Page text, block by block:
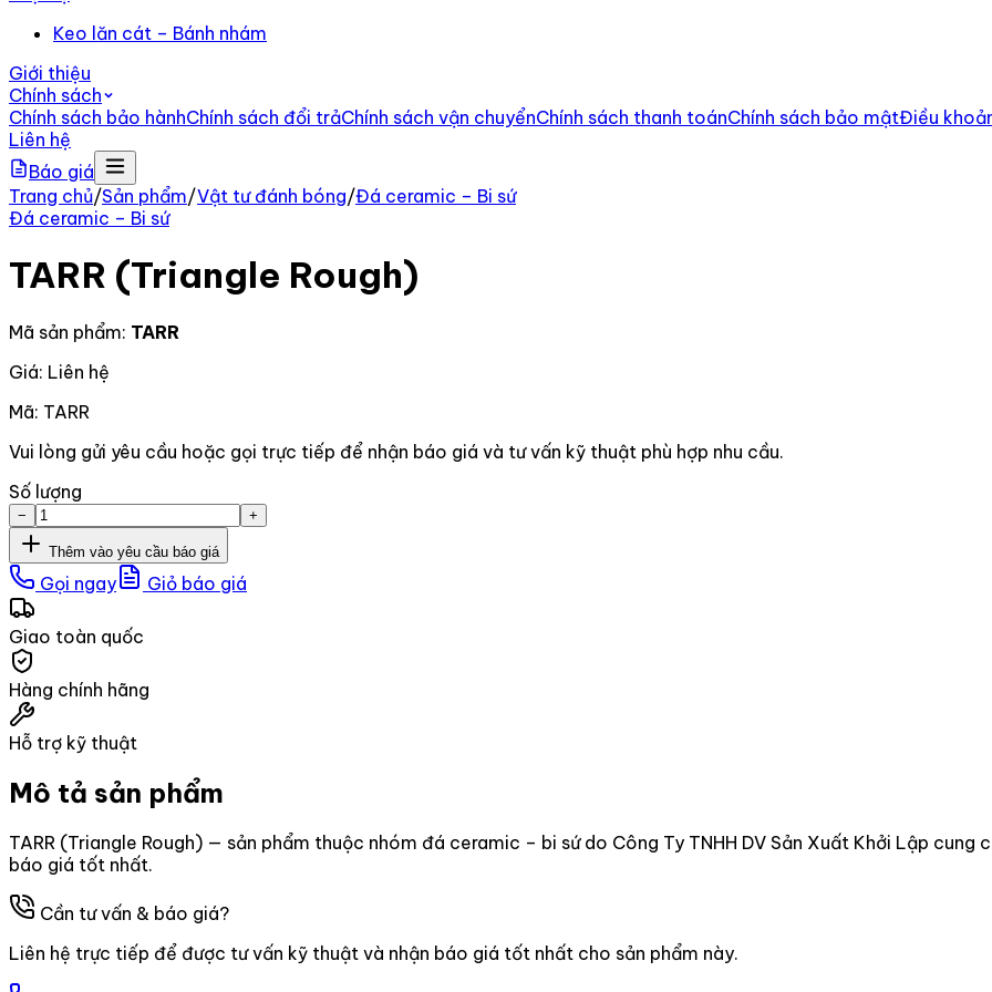
Keo lăn cát – Bánh nhám
Giới thiệu
Chính sách
Chính sách bảo hànhChính sách đổi trảChính sách vận chuyểnChính sách thanh toánChính sách bảo mậtĐiều
Liên hệ
Báo giá
Trang chủ/Sản phẩm/Vật tư đánh bóng/Đá ceramic – Bi sứ
Đá ceramic – Bi sứ
TARR (Triangle Rough)
Mã sản phẩm: TARR
Giá: Liên hệ
Mã: TARR
Vui lòng gửi yêu cầu hoặc gọi trực tiếp để nhận báo giá và tư vấn kỹ thuật phù hợp nhu cầu.
Số lượng
− +
Thêm vào yêu cầu báo giá
Gọi ngay Giỏ báo giá
Giao toàn quốc
Hàng chính hãng
Hỗ trợ kỹ thuật
Mô tả sản phẩm
TARR (Triangle Rough) — sản phẩm thuộc nhóm đá ceramic – bi sứ do Công Ty TNHH DV Sản Xuất Khởi Lập
báo giá tốt nhất.
Cần tư vấn & báo giá?
Liên hệ trực tiếp để được tư vấn kỹ thuật và nhận báo giá tốt nhất cho sản phẩm này.